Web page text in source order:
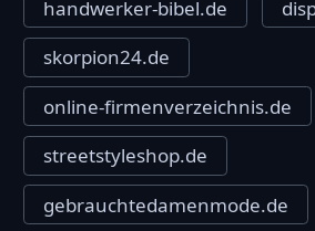
handwerker-bibel.de
skorpion24.de
online-firmenverzeichnis.de
streetstyleshop.de
gebrauchtedamenmode.de